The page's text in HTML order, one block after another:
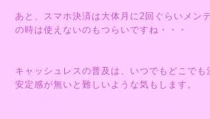
あと、スマホ決済は大体月に2回ぐらいメン
の時は使えないのもつらいですね・・・
キャッシュレスの普及は、いつでもどこでも
安定感が無いと難しいような気もします。